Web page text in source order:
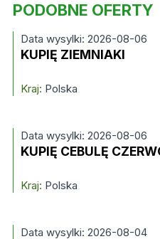
PODOBNE OFERTY
Data wysylki: 2026-08-06
KUPIĘ ZIEMNIAKI
Kraj: Polska
Data wysylki: 2026-08-06
KUPIĘ CEBULĘ
Kraj: Polska
Data wysylki: 2026-08-04